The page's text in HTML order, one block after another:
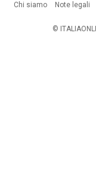
Chi siamo Note legali
©